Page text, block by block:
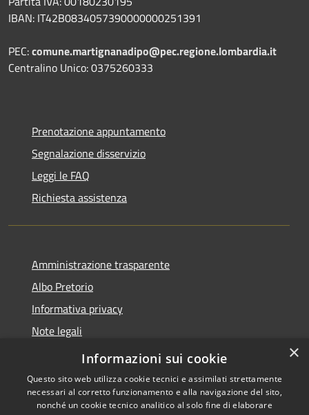
IBAN: IT42B0834057390000000251391
PEC:comune.martignanadipo@pec.regione.lombardia.it
Centralino Unico: 0375260333
Prenotazione appuntamento
Segnalazione disservizio
Leggi le FAQ
Richiesta assistenza
Amministrazione trasparente
Albo Pretorio
Informativa privacy
Note legali
Dichiarazione di accessibilità
×
Informazioni sui cookie
Questo sito web utilizza cookie tecnici e assimilati strettamente
necessari al corretto funzionamento e alla navigazione del sito,
nonché un cookie tecnico analitico al solo fine di elaborare